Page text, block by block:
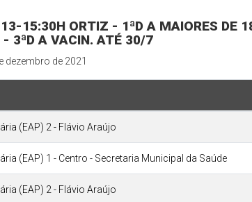
15:30H ORTIZ - 1ªD A MAIORES DE
3ªD A VACIN. ATÉ 30/7
dezembro de 2021
(EAP) 2 - Flávio Araújo
(EAP) 1 - Centro - Secretaria Municipal da Saúde
(EAP) 2 - Flávio Araújo